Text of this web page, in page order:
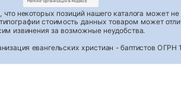
некоторых позиций нашего каталога может не
стоимость данных товаром может
извинения за возможные неудобства.
евангельских христиан - баптистов